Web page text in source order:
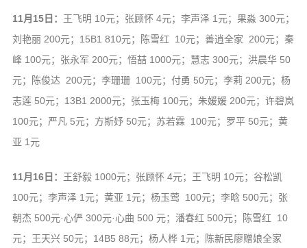
11月15日： 王飞明 10元；张顾怀 4元；李声泽 1元；果淼 300元；
刘艳丽 200元；15B1 810元；陈雪红 10元；善逍全家 200元；秦
峰 100元；张永军 200元；悟喆 1000元；慧志 300元；洪晨华 50
元；陈俊达 200元；李珊珊 100元；付勇 50元；李莉 200元；杨
志莲 50元；13B1 2000元；张玉梅 100元；朱媛媛 200元；许碧岚
100元；严凡 5元；方斯妤 50元；苏若霖 100元；罗平 50元；黄
亚 1元
11月16日： 王舒毅 1000元；张顾怀 4元；王飞明 10元；谷松凯
100元；李声泽 1元；黄亚 1元；杨玉莺 100元；李晗 500元；张
朝杰 500元·心俨 300元·心曲 500 元；潘春红 500元；陈雪红 10
元；王天兴 50元；14B5 88元；杨人桦 1元；陈新民廖赠娘全家